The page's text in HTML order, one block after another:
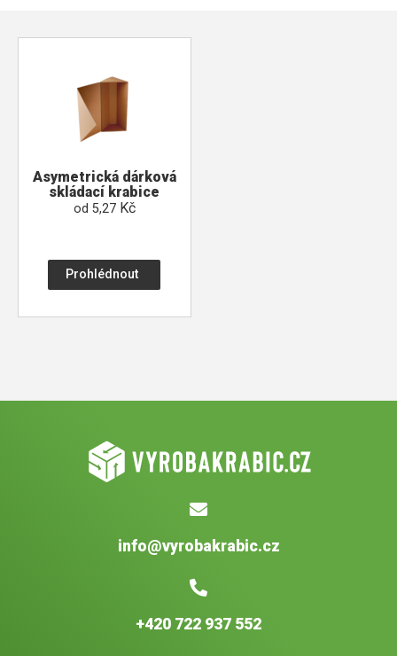
Asymetrická dárková
skládací krabice
od 5,27 Kč
Prohlédnout
info@vyrobakrabic.cz
+420 722 937 552